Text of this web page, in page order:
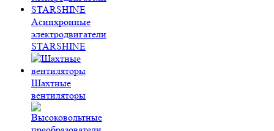
Асинхронные
электродвигатели
STARSHINE
Шахтные
вентиляторы